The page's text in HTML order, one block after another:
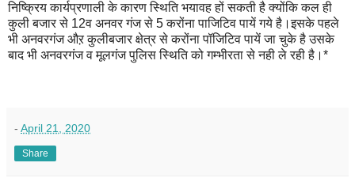
निष्क्रिय कार्यप्रणाली के कारण स्थिति भयावह हों सकती है क्योंकि कल ही
कुली बजार से 12व अनवर गंज से 5 करोंना पाजिटिव पायें गये है।इसके पहले
भी अनवरगंज औऱ कुलीबजार क्षेत्र से करोंना पॉजिटिव पायें जा चुके है उसके
बाद भी अनवरगंज व मूलगंज पुलिस स्थिति को गम्भीरता से नही ले रही है।*
- April 21, 2020
Share